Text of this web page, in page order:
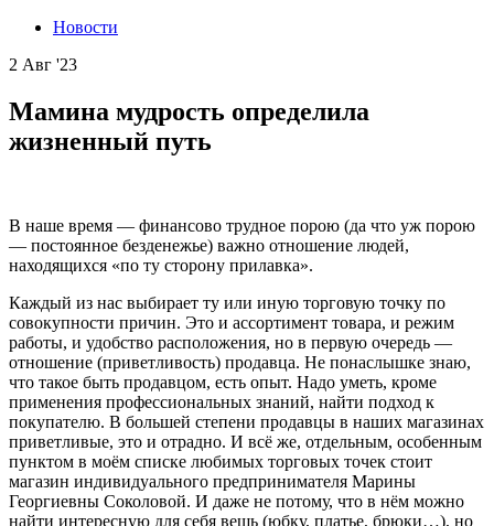
Новости
2 Авг '23
Мамина мудрость определила
жизненный путь
В наше время — финансово трудное порою (да что уж порою
— постоянное безденежье) важно отношение людей,
находящихся «по ту сторону прилавка».
Каждый из нас выбирает ту или иную торговую точку по
совокупности причин. Это и ассортимент товара, и режим
работы, и удобство расположения, но в первую очередь —
отношение (приветливость) продавца. Не понаслышке знаю,
что такое быть продавцом, есть опыт. Надо уметь, кроме
применения профессиональных знаний, найти подход к
покупателю. В большей степени продавцы в наших магазинах
приветливые, это и отрадно. И всё же, отдельным, особенным
пунктом в моём списке любимых торговых точек стоит
магазин индивидуального предпринимателя Марины
Георгиевны Соколовой. И даже не потому, что в нём можно
найти интересную для себя вещь (юбку, платье, брюки…), но